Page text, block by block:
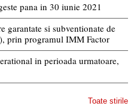
pana in 30 iunie 2021
garantate si subventionate de
prin programul IMM Factor
in perioada urmatoare,
Toate stirile